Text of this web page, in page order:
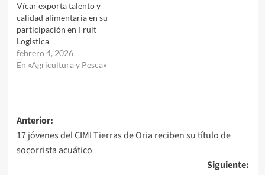
Vícar exporta talento y
calidad alimentaria en su
participación en Fruit
Logistica
febrero 4, 2026
En «Agricultura y Pesca»
Navegación
de
entradas
Anterior:
17 jóvenes del CIMI Tierras de Oria reciben su título de
socorrista acuático
Siguiente: